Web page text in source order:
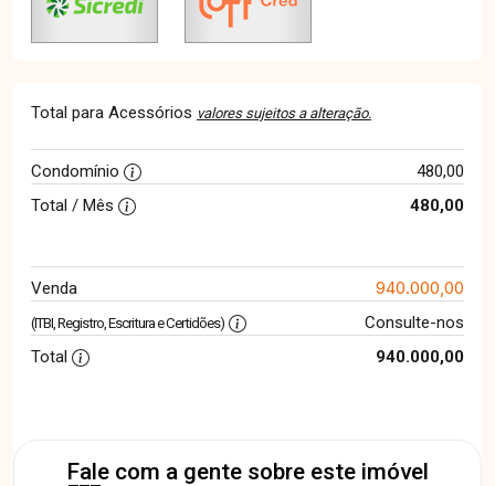
Total para Acessórios valores sujeitos a alteração.
Condomínio
480,00
Total / Mês
480,00
Venda 940.000,00
(ITBI, Registro, Escritura e Certidões)
Consulte-nos
Total
940.000,00
Fale com a gente sobre este imóvel